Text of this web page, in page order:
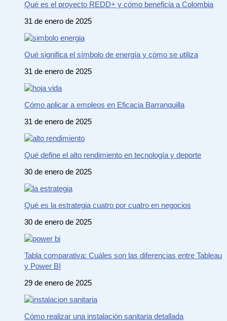
Qué es el proyecto REDD+ y cómo beneficia a Colombia
31 de enero de 2025
Qué significa el símbolo de energía y cómo se utiliza
31 de enero de 2025
Cómo aplicar a empleos en Eficacia Barranquilla
31 de enero de 2025
Qué define el alto rendimiento en tecnología y deporte
30 de enero de 2025
Qué es la estrategia cuatro por cuatro en negocios
30 de enero de 2025
Tabla comparativa: Cuáles son las diferencias entre Tableau
y Power BI
29 de enero de 2025
Cómo realizar una instalación sanitaria detallada